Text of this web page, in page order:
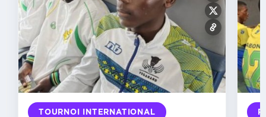
Super-
Coupe
de
l’Estuaire :
VGHE
et
Manga
Owendo
règnent
sur
TOURNOI INTERNATIONAL